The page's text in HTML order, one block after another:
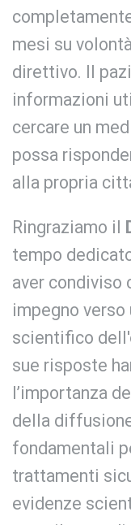
mesi su
direttivo. Il
informazioni
cercare un
possa
alla propria
Ringraziamo il
tempo
aver condiviso
impegno
scientifico
sue risposte
l’importanza
della
fondamentali
trattamenti
evidenze